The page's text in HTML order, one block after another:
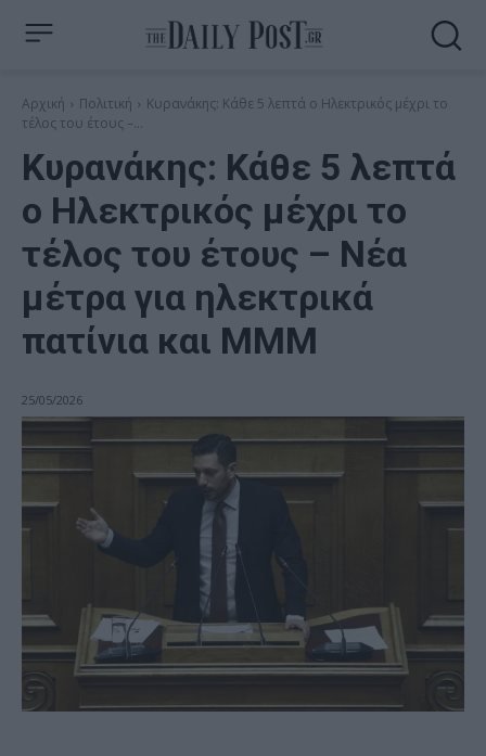
Αρχική Πολιτική
Κυρανάκης: Κάθε 5 λεπτά ο Ηλεκτρικός μέχρι το
τέλος του έτους –...
Κυρανάκης: Κάθε 5 λεπτά
ο Ηλεκτρικός μέχρι το
τέλος του έτους – Νέα
μέτρα για ηλεκτρικά
πατίνια και ΜΜΜ
25/05/2026